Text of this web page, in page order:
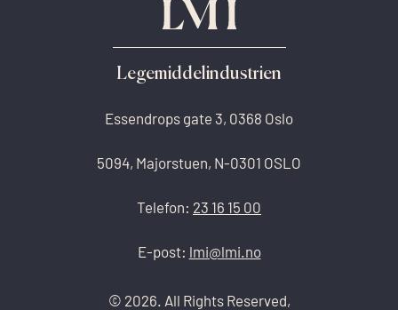
Legemiddelindustrien
Essendrops gate 3, 0368 Oslo
5094, Majorstuen, N-0301 OSLO
Telefon: 23 16 15 00
E-post: lmi@lmi.no
© 2026. All Rights Reserved,